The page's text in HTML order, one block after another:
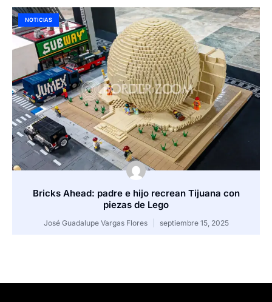
NOTICIAS
Bricks Ahead: padre e hijo recrean Tijuana con
piezas de Lego
José Guadalupe Vargas Flores septiembre 15, 2025